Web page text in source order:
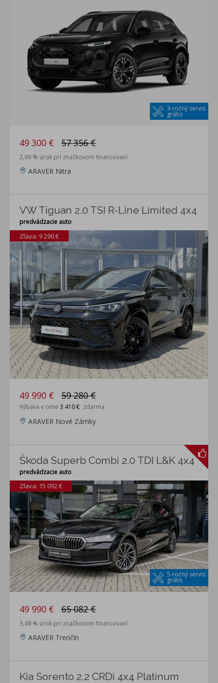
3-ročný servis
grátis
49 300 € 57 356 €
2,99 % úrok pri značkovom financovaní
ARAVER Nitra
VW Tiguan 2.0 TSI R-Line Limited 4x4
predvádzacie auto
Zľava: 9 290 €
49 990 € 59 280 €
Výbava v cene 3 410 € zdarma
ARAVER Nové Zámky
Škoda Superb Combi 2.0 TDI L&K 4x4
predvádzacie auto
5-ročný servis
grátis
Zľava: 15 092 €
49 990 € 65 082 €
3,49 % úrok pri značkovom financovaní
ARAVER Trenčín
Kia Sorento 2.2 CRDi 4x4 Platinum